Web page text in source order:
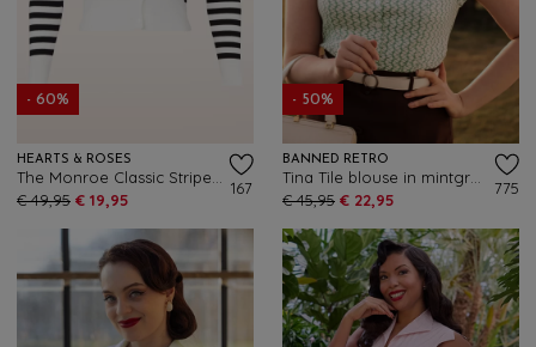
- 60%
HEARTS & ROSES
€ 49,95 € 19,95
167
- 50%
BANNED RETRO
€ 45,95 € 22,95
775